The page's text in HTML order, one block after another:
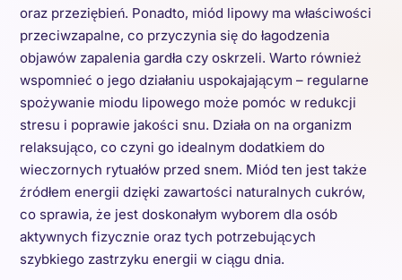
oraz przeziębień. Ponadto, miód lipowy ma właściwości
przeciwzapalne, co przyczynia się do łagodzenia
objawów zapalenia gardła czy oskrzeli. Warto również
wspomnieć o jego działaniu uspokajającym – regularne
spożywanie miodu lipowego może pomóc w redukcji
stresu i poprawie jakości snu. Działa on na organizm
relaksująco, co czyni go idealnym dodatkiem do
wieczornych rytuałów przed snem. Miód ten jest także
źródłem energii dzięki zawartości naturalnych cukrów,
co sprawia, że jest doskonałym wyborem dla osób
aktywnych fizycznie oraz tych potrzebujących
szybkiego zastrzyku energii w ciągu dnia.